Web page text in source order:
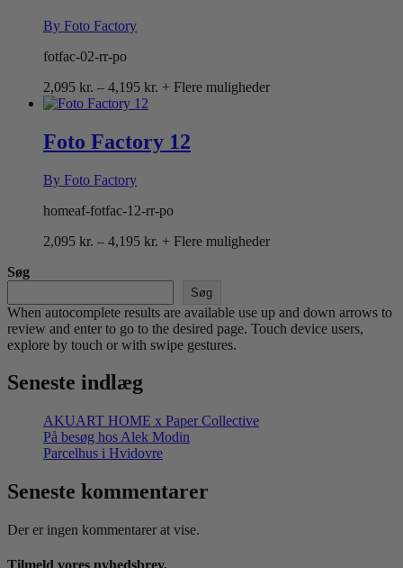
By Foto Factory
fotfac-02-rr-po
2,095 kr. – 4,195 kr. Prisinterval:
4,195 kr.
+ Flere muligheder
Foto Factory 12
By Foto Factory
homeaf-fotfac-12-rr-po
2,095 kr. – 4,195 kr. Prisinterval:
4,195 kr.
+ Flere muligheder
Søg
Søg
When autocomplete results are available use up and down arrows to
review and enter to go to the desired page. Touch device users,
explore by touch or with swipe gestures.
Seneste indlæg
AKUART HOME x Paper Collective
På besøg hos Alek Modin
Parcelhus i Hvidovre
Seneste kommentarer
Der er ingen kommentarer at vise.